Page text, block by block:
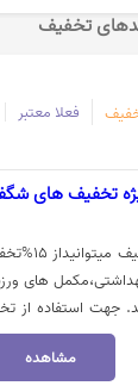
تخفیف
فعلا معتبر
درصد ویژه تخفیف
بدون
های
جهت استفاده از
مشاهده